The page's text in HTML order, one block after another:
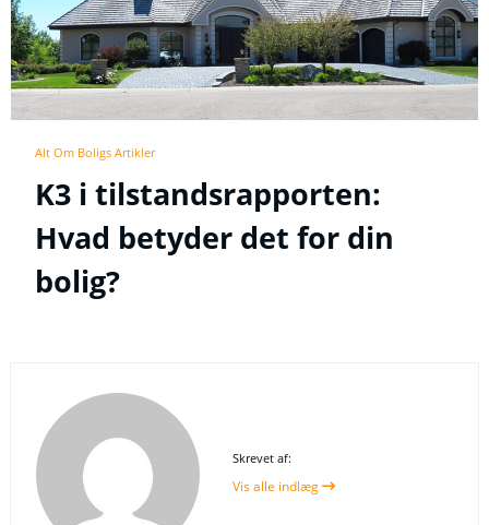
Alt Om Boligs Artikler
K3 i tilstandsrapporten:
Hvad betyder det for din
bolig?
Skrevet af:
Vis alle indlæg